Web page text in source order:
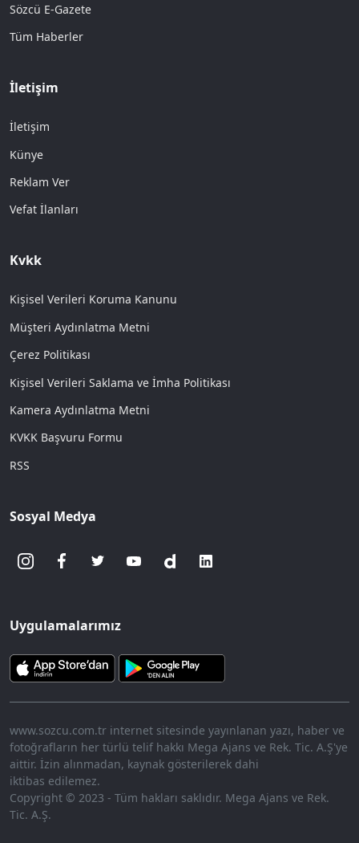
Sözcü E-Gazete
Tüm Haberler
İletişim
İletişim
Künye
Reklam Ver
Vefat İlanları
Kvkk
Kişisel Verileri Koruma Kanunu
Müşteri Aydınlatma Metni
Çerez Politikası
Kişisel Verileri Saklama ve İmha Politikası
Kamera Aydınlatma Metni
KVKK Başvuru Formu
RSS
Sosyal Medya
Uygulamalarımız
www.sozcu.com.tr internet sitesinde yayınlanan yazı, haber ve
fotoğrafların her türlü telif hakkı Mega Ajans ve Rek. Tic. A.Ş'ye
aittir. İzin alınmadan, kaynak gösterilerek dahi
iktibas edilemez.
Copyright © 2023 - Tüm hakları saklıdır. Mega Ajans ve Rek.
Tic. A.Ş.